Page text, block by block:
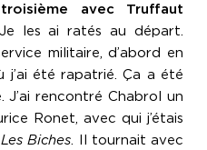
avec Truffaut
Je les ai ratés au départ.
militaire, d’abord en
j’ai été rapatrié. Ça a été
J’ai rencontré Chabrol un
Ronet, avec qui j’étais
Les Biches. Il tournait avec